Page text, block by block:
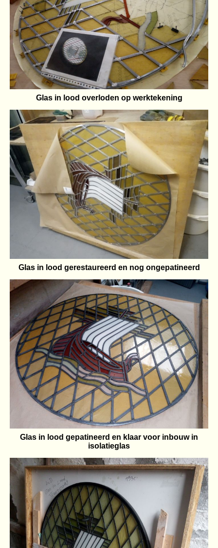
Glas in lood overloden op werktekening
Glas in lood gerestaureerd en nog ongepatineerd
Glas in lood gepatineerd en klaar voor inbouw in
isolatieglas